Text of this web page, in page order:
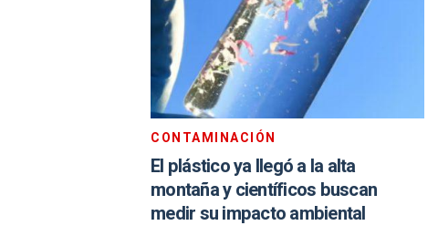
CONTAMINACIÓN
El plástico ya llegó a la alta
montaña y científicos buscan
medir su impacto ambiental